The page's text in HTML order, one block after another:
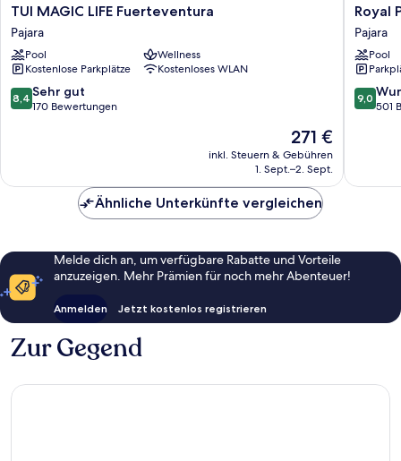
TUI
MAGIC
LIFE
Fuerteventura
Pajara
TUI MAGIC LIFE Fuerteventura
Pajara
Pool
Wellness
Kostenlose Parkplätze
Kostenloses WLAN
8.4
von
Bewertungen
8,4 Sehr gut
170 Bewertungen
Der
Preis
beträgt
271 €
inkl. Steuern & Gebühren
1. Sept.–2. Sept.
Royal
Palm
Resort
&
Spa
-
Adults
Royal
Pajara
Pool
9.0
von
9,0
501
Ähnliche Unterkünfte vergleichen
Melde dich an, um verfügbare Rabatte und Vorteile
anzuzeigen. Mehr Prämien für noch mehr Abenteuer!
Anmelden Jetzt kostenlos registrieren
Zur Gegend